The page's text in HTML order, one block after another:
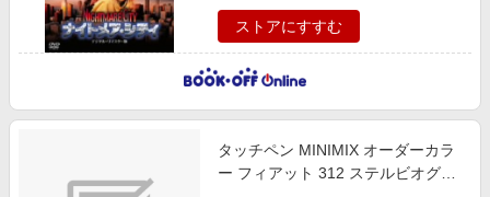
ストアにすすむ
タッチペン MINIMIX オーダーカラ
ー フィアット 312 ステルビオグリ